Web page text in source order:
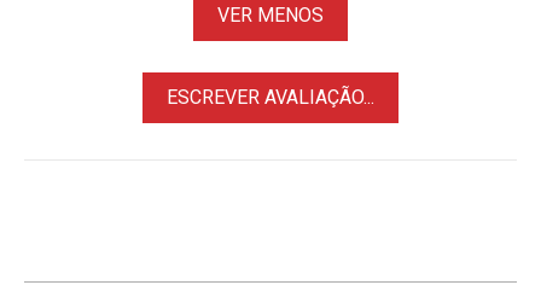
VER MENOS
ESCREVER AVALIAÇÃO...